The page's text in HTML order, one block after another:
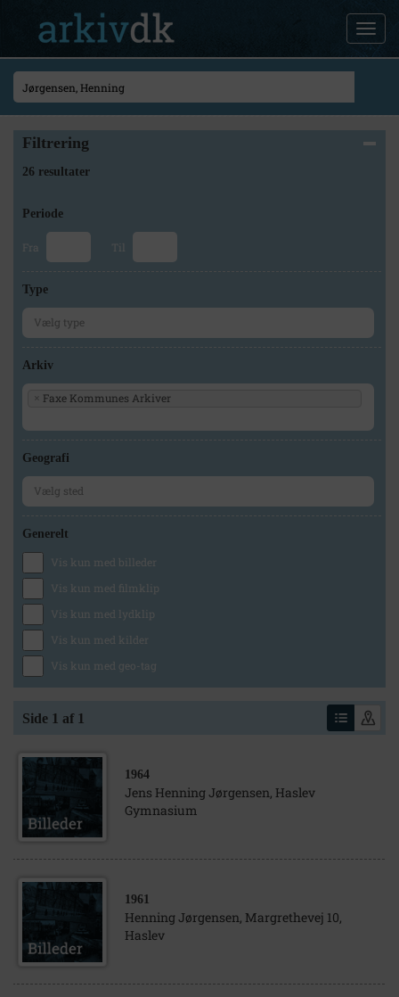
Filtrering
26 resultater
Periode
Fra Til
Type
Arkiv
× Faxe Kommunes Arkiver
Geografi
Generelt
Vis kun med billeder
Vis kun med filmklip
Vis kun med lydklip
Vis kun med kilder
Vis kun med geo-tag
Side 1 af 1
1964
Jens Henning Jørgensen, Haslev
Gymnasium
1961
Henning Jørgensen, Margrethevej 10,
Haslev